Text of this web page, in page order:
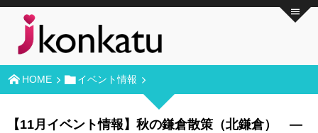
HOME イベント情報
【11月イベント情報】秋の鎌倉散策（北鎌倉） ―